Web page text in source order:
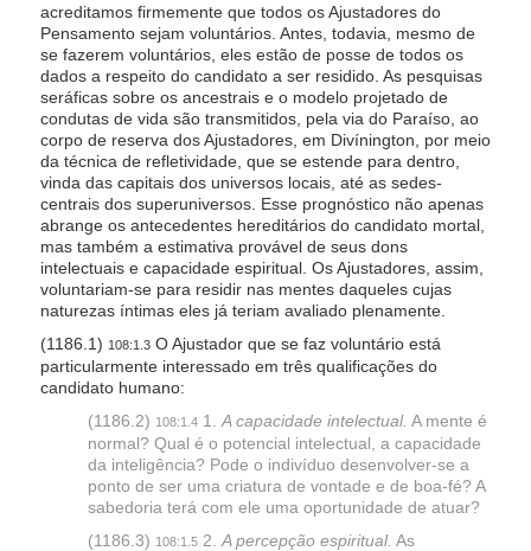
acreditamos firmemente que todos os Ajustadores do
Pensamento sejam voluntários. Antes, todavia, mesmo de
se fazerem voluntários, eles estão de posse de todos os
dados a respeito do candidato a ser residido. As pesquisas
seráficas sobre os ancestrais e o modelo projetado de
condutas de vida são transmitidos, pela via do Paraíso, ao
corpo de reserva dos Ajustadores, em Divínington, por meio
da técnica de refletividade, que se estende para dentro,
vinda das capitais dos universos locais, até as sedes-
centrais dos superuniversos. Esse prognóstico não apenas
abrange os antecedentes hereditários do candidato mortal,
mas também a estimativa provável de seus dons
intelectuais e capacidade espiritual. Os Ajustadores, assim,
voluntariam-se para residir nas mentes daqueles cujas
naturezas íntimas eles já teriam avaliado plenamente.
(1186.1) 108:1.3O Ajustador que se faz voluntário está
particularmente interessado em três qualificações do
candidato humano:
(1186.2) 108:1.41. A capacidade intelectual. A mente é
normal? Qual é o potencial intelectual, a capacidade
da inteligência? Pode o indivíduo desenvolver-se a
ponto de ser uma criatura de vontade e de boa-fé? A
sabedoria terá com ele uma oportunidade de atuar?
(1186.3) 108:1.52. A percepção espiritual. As